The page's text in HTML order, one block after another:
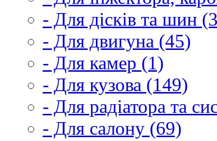
- Для дісків та шин
- Для двигуна (45)
- Для камер (1)
- Для кузова (149)
- Для радіатора та
- Для салону (69)